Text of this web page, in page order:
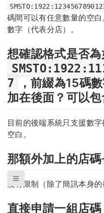
碼間可以有任意數量的空
數字（代表分店）。
想確認格式是否
7
，前綴為15碼
加在後面？可以
目前的後端系統只支援數
空白。
那額外加上的店
沒有限制（除了簡訊本身的
直接申請一組店